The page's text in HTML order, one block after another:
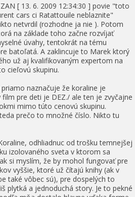
[ 13. 6. 2009 12:34:30 ] povie "toto
cars ci Ratattouile neblaznite"
netvrdil (rozhodne ja nie ). Potom
na základe toho začne rozvíjať
úvahy, tentokrát na tému
batoľatá. A zaklincuje to Marek ktorý
už aj kvalifikovaným expertom na
cieľovú skupinu.
priamo naznačuje že koraline je
film pre deti je DEZ./ ale ten je zvyčajne
mimo túto cenovú skupinu.
prečo to množné číslo. Nikto tu
odhliadnuc od trošku temnejšej
izolovaného sveta v ktorom sa
si myslím, že by mohol fungovať pre
vyššie, ktoré už čítajú knihy (ak v
také vôbec sú), pre dospelých to
plytká a jednoduchá story. Je to pekné